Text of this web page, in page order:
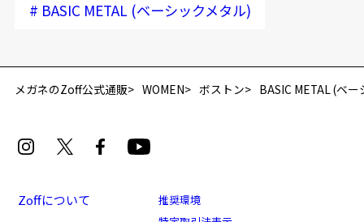
# BASIC METAL (ベーシックメタル)
メガネのZoff公式通販 WOMEN ボストン BASIC METAL (ベ
Zoffについて
推奨環境